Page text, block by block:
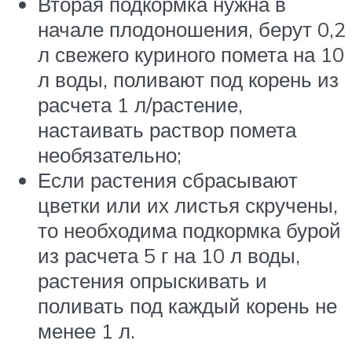
начале плодоношения, берут 0,2
л свежего куриного помета на 10
л воды, поливают под корень из
расчета 1 л/растение,
настаивать раствор помета
необязательно;
Если растения сбрасывают
цветки или их листья скручены,
то необходима подкормка бурой
из расчета 5 г на 10 л воды,
растения опрыскивать и
поливать под каждый корень не
менее 1 л.